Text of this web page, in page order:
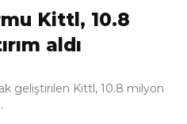
Kittl, 10.8
aldı
geliştirilen Kittl, 10.8 milyon